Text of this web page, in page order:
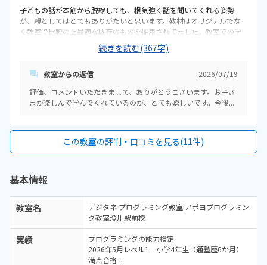
子どもの話が本筋から脱線しても、根気強く話を聞いてくれる姿勢
が、親としてはとてもありがたいと思います。教材はオリジナルでな
く教室で比較の上最適な既存のものを採用されてました。教室での学
習に加えて、家庭で取り組むべき内容もプリントにまとめて提示して
もらえ助かりました。駅近です。マックスバリュ側で、車を一時的に
ます。余計なものはなく、マイクラのぬいぐるみを置いて子ども達が
環境だと思います。教室内で資格受験も可能で、資格取得までのロー
ドマップも明示してくれるので、適切な価格だと思います。子どもが
ウキウキで出てくるので、通わせて良かったと思います。
続きを読む(367字)
教室からの返信
2026/07/19
評価、コメントいただきまして、ありがとうございます。お子さ
まが楽しんで学んでくれているのが、とても嬉しいです。今後...
この教室の評判・口コミを見る(11件)
基本情報
教室名
デジタネ プログラミング教室 アポヨプログラミン
グ教室澄川駅前校
実績
プログラミングの能力検定
2026年5月レベル1 小学4年生（通塾歴6か月）
満点合格！